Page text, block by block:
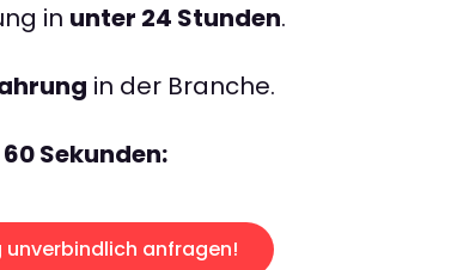
in unter 24 Stunden.
in der Branche.
Sekunden:
unverbindlich anfragen!